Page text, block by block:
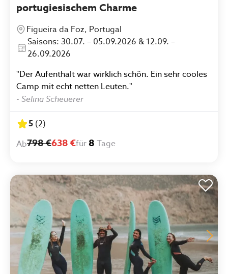
portugiesischem Charme
Figueira da Foz, Portugal
Saisons: 30.07. – 05.09.2026 & 12.09. –
26.09.2026
"Der Aufenthalt war wirklich schön. Ein sehr cooles
Camp mit echt netten Leuten."
- Selina Scheuerer
5 (2)
Ab798 €638 €für 8 Tage